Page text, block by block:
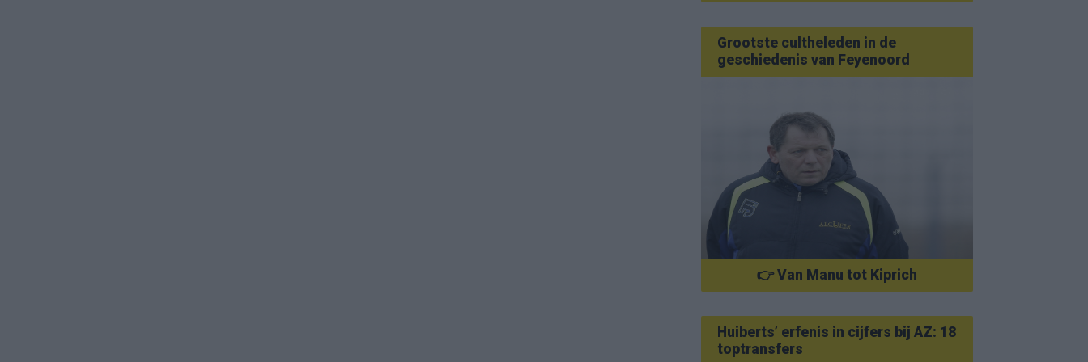
Grootste cultheleden in de
geschiedenis van Feyenoord
👉 Van Manu tot Kiprich
Huiberts’ erfenis in cijfers bij AZ: 18
toptransfers